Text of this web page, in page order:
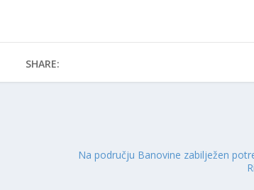
SHARE:
Na području Banovine zabilježen